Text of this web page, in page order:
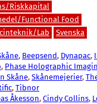
Riskkapital
Functional Food
Lab
Svenska
, Beepsend, Dynapac,
, Phase Holographic
Skåne, Skånemejerier,
, Tibnor
Åkesson, Cindy Collins,